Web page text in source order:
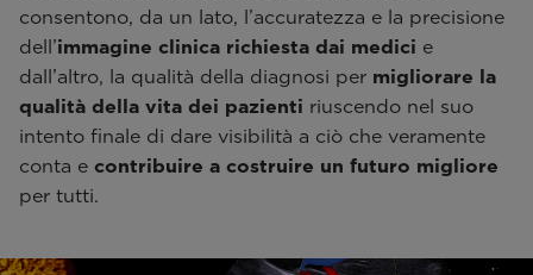
consentono, da un lato, l’accuratezza e la precisione
dell’immagine clinica richiesta dai medici e
dall’altro, la qualità della diagnosi per migliorare la
qualità della vita dei pazienti riuscendo nel suo
intento finale di dare visibilità a ciò che veramente
conta e contribuire a costruire un futuro migliore
per tutti.